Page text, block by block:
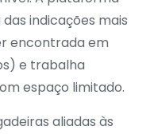
indicações mais
encontrada em
e trabalha
espaço limitado.
aliadas às